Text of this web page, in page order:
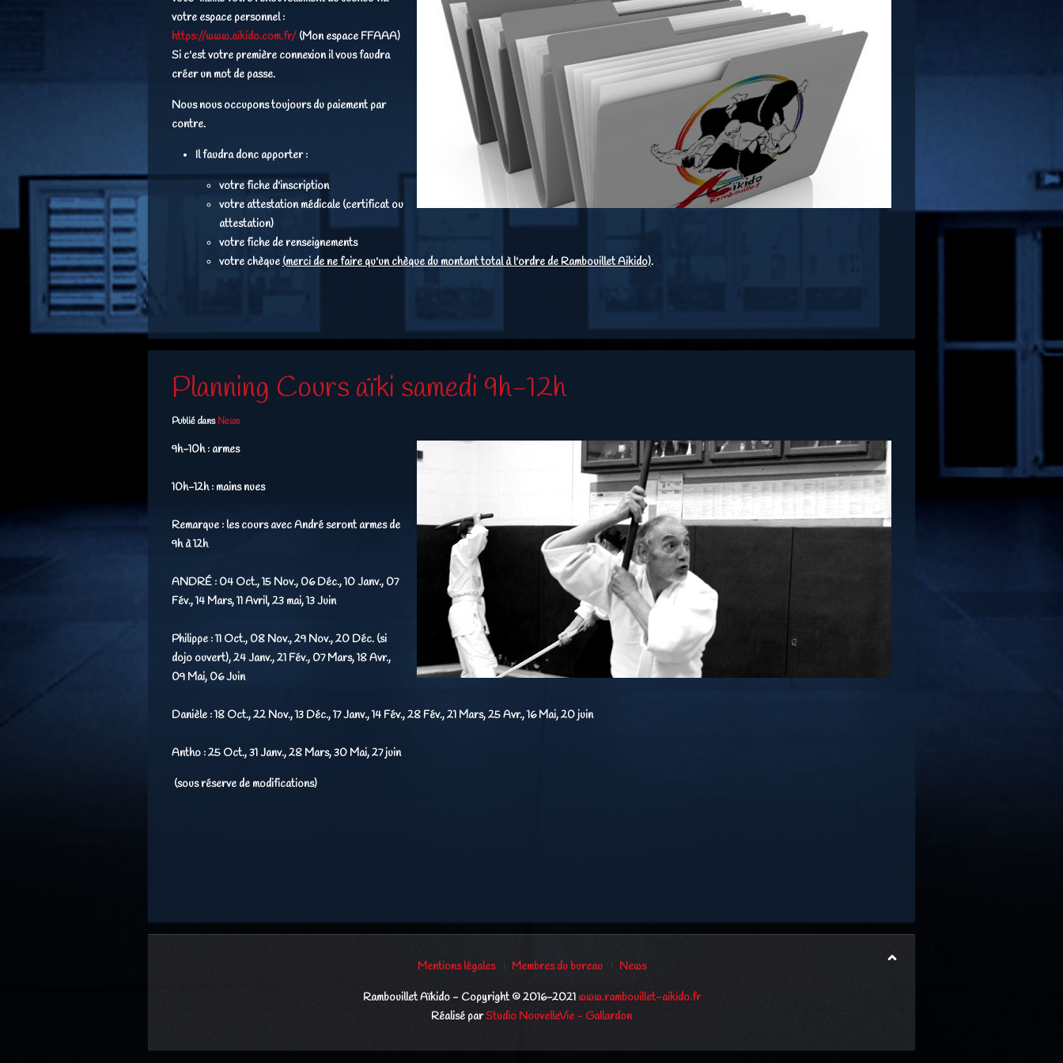
votre espace personnel:
https://www.aikido.com.fr/ (Mon espace FFAAA)
Si c'est votre première connexion il vous faudra
créer un mot de passe.
Nous nous occupons toujours du paiement par
contre.
Il faudra donc apporter :
votre fiche d'inscription
votre attestation médicale (certificat ou
attestation)
votre fiche de renseignements
votre chèque(merci de ne faire qu'un chèque du montant total à l'ordre de Rambouillet Aikido).
Planning Cours aïki samedi 9h-12h
Publié dansNews
9h-10h : armes
10h-12h : mains nues
Remarque : les cours avec André seront armes de
9h à 12h
ANDRÉ : 04 Oct., 15 Nov., 06 Déc., 10 Janv., 07
Fév., 14 Mars, 11 Avril, 23 mai, 13 Juin
Philippe :11 Oct., 08 Nov., 29 Nov., 20 Déc. (si
dojo ouvert), 24 Janv., 21 Fév., 07 Mars, 18 Avr.,
09 Mai, 06 Juin
Danièle :18 Oct., 22 Nov., 13 Déc., 17 Janv., 14 Fév., 28 Fév., 21 Mars, 25 Avr., 16 Mai, 20 juin
Antho :25 Oct., 31 Janv., 28 Mars, 30 Mai, 27 juin
(sous réserve de modifications)
Mentions légales Membres du bureau News
Rambouillet Aïkido - Copyright © 2016-2021 www.rambouillet-aikido.fr
Réalisé parStudio NouvelleVie - Gallardon